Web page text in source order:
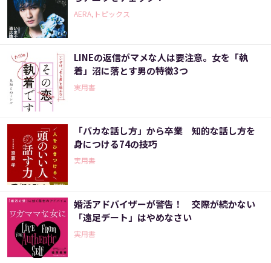
AERA,トピックス
LINEの返信がマメな人は要注意。女を「執
着」沼に落とす男の特徴3つ
実用書
「バカな話し方」から卒業 知的な話し方を
身につける74の技巧
実用書
婚活アドバイザーが警告！ 交際が続かない
「遠足デート」はやめなさい
実用書